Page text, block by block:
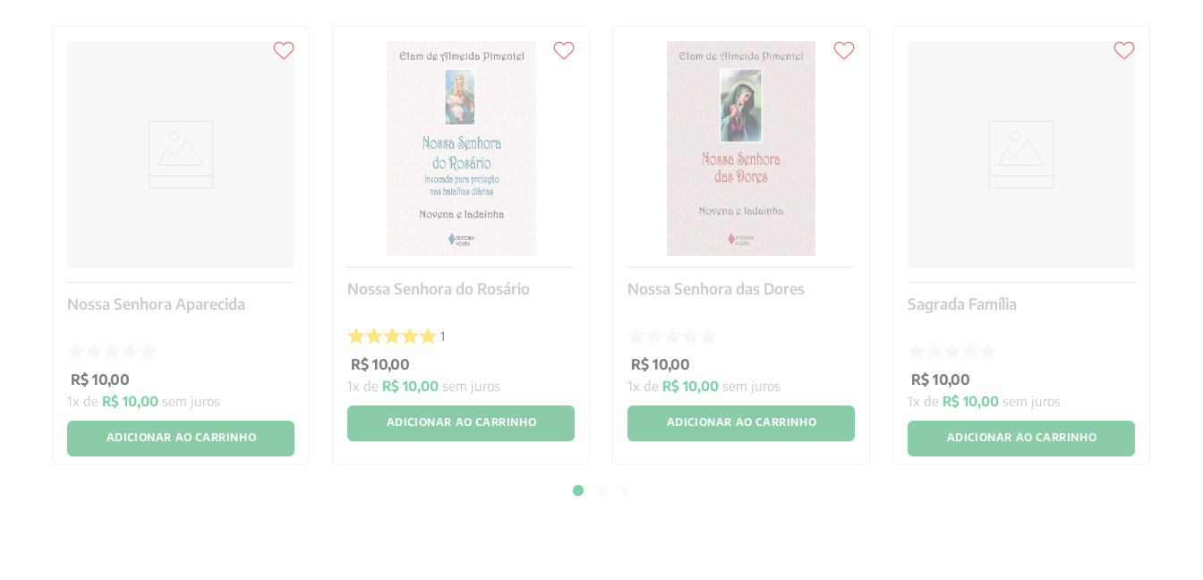
Nossa Senhora Aparecida
R$ 10,00
1x de R$ 10,00 sem juros
ADICIONAR AO CARRINHO
Nossa Senhora do Rosário
1
R$ 10,00
1x de R$ 10,00 sem juros
ADICIONAR AO CARRINHO
Nossa Senhora das Dores
R$ 10,00
1x de R$ 10,00 sem juros
ADICIONAR AO CARRINHO
Sagrada Família
R$ 10,00
1x de R$ 10,00 sem juros
ADICIONAR AO CARRINHO